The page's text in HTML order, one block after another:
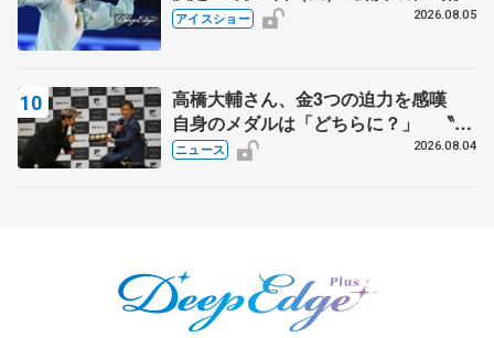
静香さんプロデュース、20周年のアイ
アイスショー 2026.08.05
高橋大輔さん、金3つの迫力を感嘆
自身のメダルは「どちらに？」 〝リ
ス兄弟〟オリンピック3連覇の野村忠
ニュース 2026.08.04